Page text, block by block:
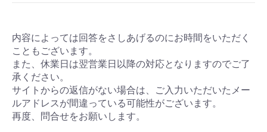
内容によっては回答をさしあげるのにお時間をいただく
こともございます。
また、休業日は翌営業日以降の対応となりますのでご了
承ください。
サイトからの返信がない場合は、ご入力いただいたメー
ルアドレスが間違っている可能性がございます。
再度、問合せをお願いします。